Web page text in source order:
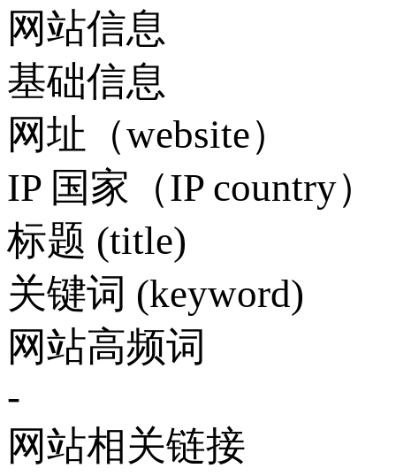
网站信息
基础信息
网址（website）
IP 国家（IP country）
标题 (title)
关键词 (keyword)
网站高频词
-
网站相关链接